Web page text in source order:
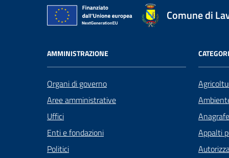
Comune di
AMMINISTRAZIONE
Organi di governo
Aree amministrative
Uffici
Enti e fondazioni
Politici
Appalti